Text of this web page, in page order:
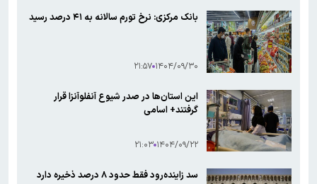
بانک مرکزی: نرخ تورم سالانه به ۴۱ درصد رسید
۱۴۰۴/۰۹/۳۰ ۲۱:۵۷
این استان‌ها در صدر شیوع آنفلوآنزا قرار
گرفتند+ اسامی
۱۴۰۴/۰۹/۲۲ ۲۱:۰۳
سد زاینده‌رود فقط حدود ۸ درصد ذخیره دارد